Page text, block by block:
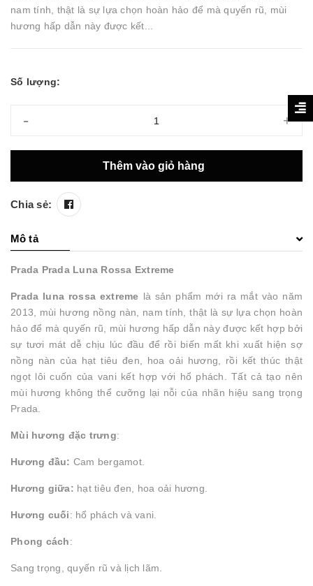
nam tính, thật là sự lựa chọn hoàn hảo để mà quyến rũ, mùi
hương hấp dẫn này được kết...
Số lượng:
- +
Thêm vào giỏ hàng
Chia sẻ:
Mô tả
Prada Prada Luna Rossa Extreme
Prada luna rossa extreme là sản phẩm mới ra mắt vào năm
2013, mùi hương nồng nàn, nam tính, thật là sự lựa chọn hoàn
hảo để mà quyến rũ, mùi hương hấp dẫn này được kết hợp bởi
sự tươi mát dễ chịu lúc đầu để rồi biến mất khi xuất hiện sợ
nồng nàn của hạt tiêu đen, hoa oải hương, rồi kết thúc thật
ngọt lôi cuốn của vani kết hợp với hổ phách. Tất cả tạo nên
mùi hương không thể cưỡng lại nỗi của nhãn hiệu sang trọng
Prada.
Mùi hương đặc trưng:
Hương đầu: Cam bergamot.
Hương giữa: hạt tiêu đen, hoa oải hương.
Hương cuối: hổ phách và vani.
Phong cách:
Sang trọng, quyến rũ và lịch lãm.